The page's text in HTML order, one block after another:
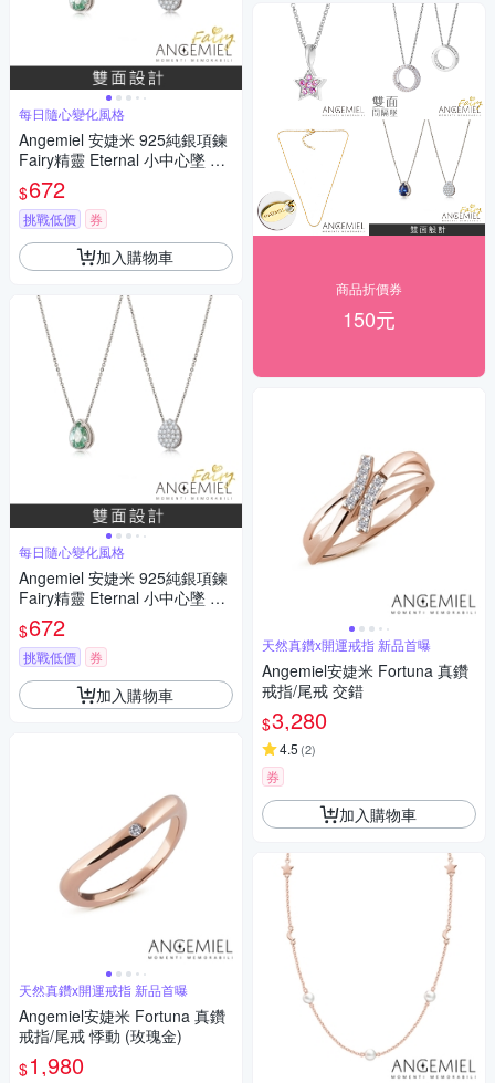
每日隨心變化風格
Angemiel 安婕米 925純銀項鍊
Fairy精靈 Eternal 小中心墜 綠
鑽滿鑽
$672
挑戰低價 券
加入購物車
每日隨心變化風格
Angemiel 安婕米 925純銀項鍊
Fairy精靈 Eternal 小中心墜 綠
鑽滿鑽
$672
挑戰低價 券
加入購物車
天然真鑽x開運戒指 新品首曝
Angemiel安婕米 Fortuna 真鑽
戒指/尾戒 悸動 (玫瑰金)
$1,980
商品折價券
150元
天然真鑽x開運戒指 新品首曝
Angemiel安婕米 Fortuna 真鑽
戒指/尾戒 交錯
$3,280
4.5 (2)
券
加入購物車